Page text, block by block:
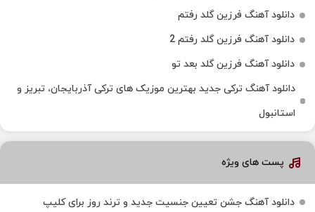
دانلود آهنگ فرزین گلد رفتم
دانلود آهنگ فرزین گلد رفتم 2
دانلود آهنگ فرزین گلد بعد تو
دانلود آهنگ ترکی جدید بهترین موزیک‌ های ترکی آذربایجان، تبریز و
استانبول
پست های ویژه
دانلود آهنگ جشن تعیین جنسیت جدید و ترند روز برای کلیپ